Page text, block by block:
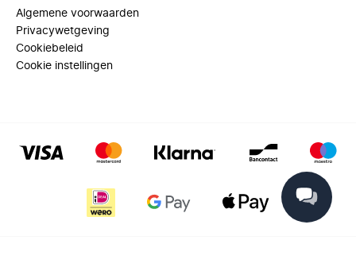
Algemene voorwaarden
Privacywetgeving
Cookiebeleid
Cookie instellingen